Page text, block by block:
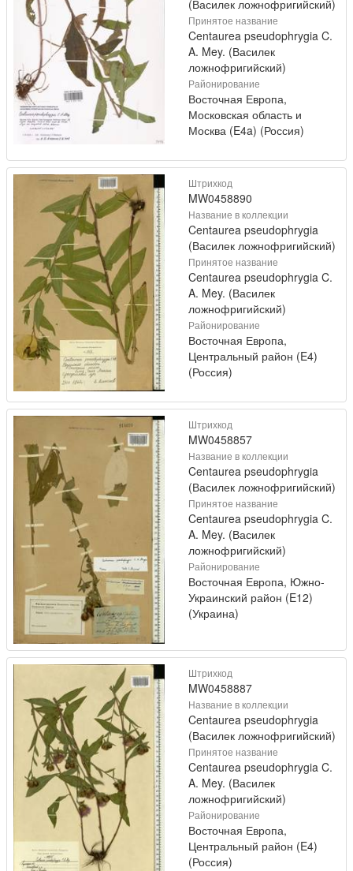
(Василек ложнофригийский)
Принятое название
Centaurea pseudophrygia C.
A. Mey. (Василек
ложнофригийский)
Районирование
Восточная Европа,
Московская область и
Москва (E4a) (Россия)
Штрихкод
MW0458890
Название в коллекции
Centaurea pseudophrygia
(Василек ложнофригийский)
Принятое название
Centaurea pseudophrygia C.
A. Mey. (Василек
ложнофригийский)
Районирование
Восточная Европа,
Центральный район (E4)
(Россия)
Штрихкод
MW0458857
Название в коллекции
Centaurea pseudophrygia
(Василек ложнофригийский)
Принятое название
Centaurea pseudophrygia C.
A. Mey. (Василек
ложнофригийский)
Районирование
Восточная Европа, Южно-
Украинский район (E12)
(Украина)
Штрихкод
MW0458887
Название в коллекции
Centaurea pseudophrygia
(Василек ложнофригийский)
Принятое название
Centaurea pseudophrygia C.
A. Mey. (Василек
ложнофригийский)
Районирование
Восточная Европа,
Центральный район (E4)
(Россия)